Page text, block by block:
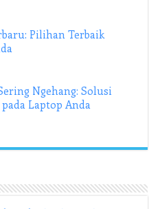
Pilihan Terbaik
Ngehang: Solusi
Laptop Anda